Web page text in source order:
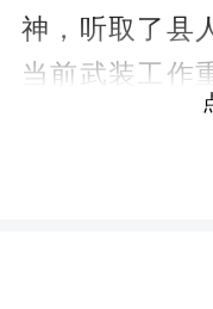
神，听取了县
当前武装工作
署。与会人员